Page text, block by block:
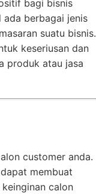
bagi bisnis
ada berbagai jenis
suatu bisnis.
keseriusan dan
produk atau jasa
customer anda.
dapat membuat
calon